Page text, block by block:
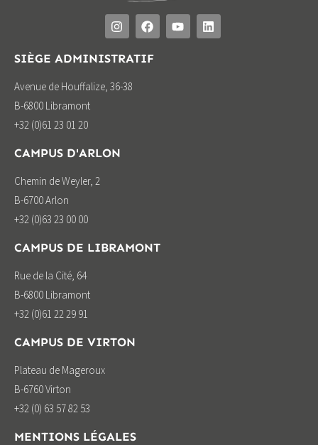
SIÈGE ADMINISTRATIF
Avenue de Houffalize, 36-38
B-6800 Libramont
+32 (0)61 23 01 20
CAMPUS D'ARLON
Chemin de Weyler, 2
B-6700 Arlon
+32 (0)63 23 00 00
CAMPUS DE LIBRAMONT
Rue de la Cité, 64
B-6800 Libramont
+32 (0)61 22 29 91
CAMPUS DE VIRTON
Plateau de Mageroux
B-6760 Virton
+32 (0) 63 57 82 53
MENTIONS LÉGALES